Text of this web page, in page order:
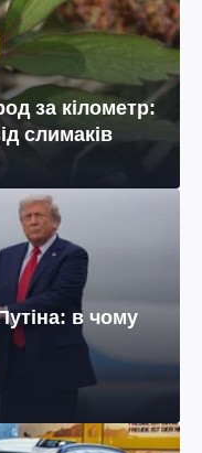
за кілометр:
слимаків
в чому